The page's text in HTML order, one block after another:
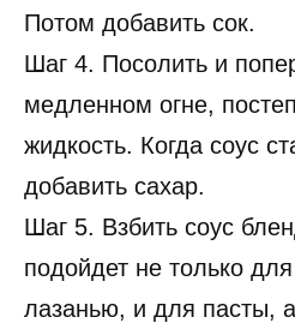
Потом добавить сок.
Шаг 4. Посолить и
медленном огне,
жидкость. Когда соус
добавить сахар.
Шаг 5. Взбить соус
подойдет не только
лазанью, и для пасты,